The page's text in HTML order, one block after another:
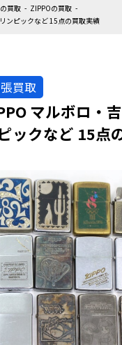
買取
ZIPPOの買取
ンピックなど 15点の買取実績
買取
マルボロ・
ックなど 15点